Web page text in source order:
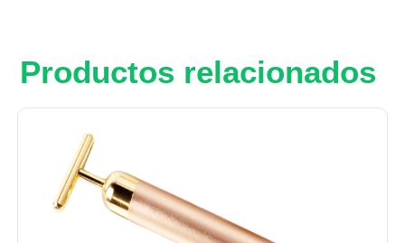
Productos relacionados